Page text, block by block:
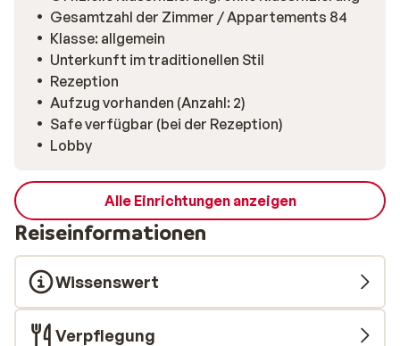
Gesamtzahl der Zimmer / Appartements 84
Klasse: allgemein
Unterkunft im traditionellen Stil
Rezeption
Aufzug vorhanden (Anzahl: 2)
Safe verfügbar (bei der Rezeption)
Lobby
Alle Einrichtungen anzeigen
Reiseinformationen
Wissenswert
Verpflegung